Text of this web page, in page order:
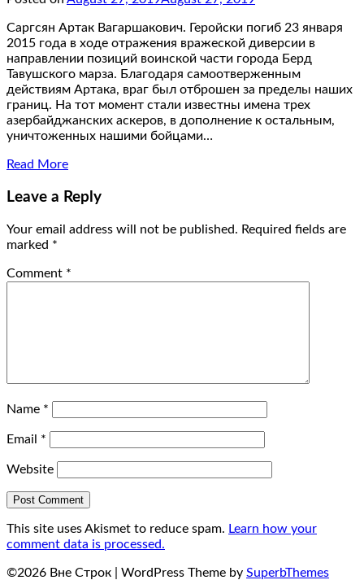
Саргсян Артак Вагаршакович. Геройски погиб 23 января
2015 года в ходе отражения вражеской диверсии в
направлении позиций воинской части города Берд
Тавушского марза. Благодаря самоотверженным
действиям Артака, враг был отброшен за пределы наших
границ. На тот момент стали известны имена трех
азербайджанских аскеров, в дополнение к остальным,
уничтоженных нашими бойцами…
Read More
Leave a Reply
Your email address will not be published. Required fields are
marked *
Comment *
Name *
Email *
Website
This site uses Akismet to reduce spam. Learn how your
comment data is processed.
©2026 Вне Строк | WordPress Theme by SuperbThemes